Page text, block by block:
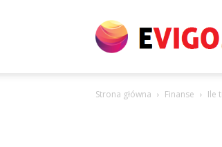
Strona główna Finanse Ile